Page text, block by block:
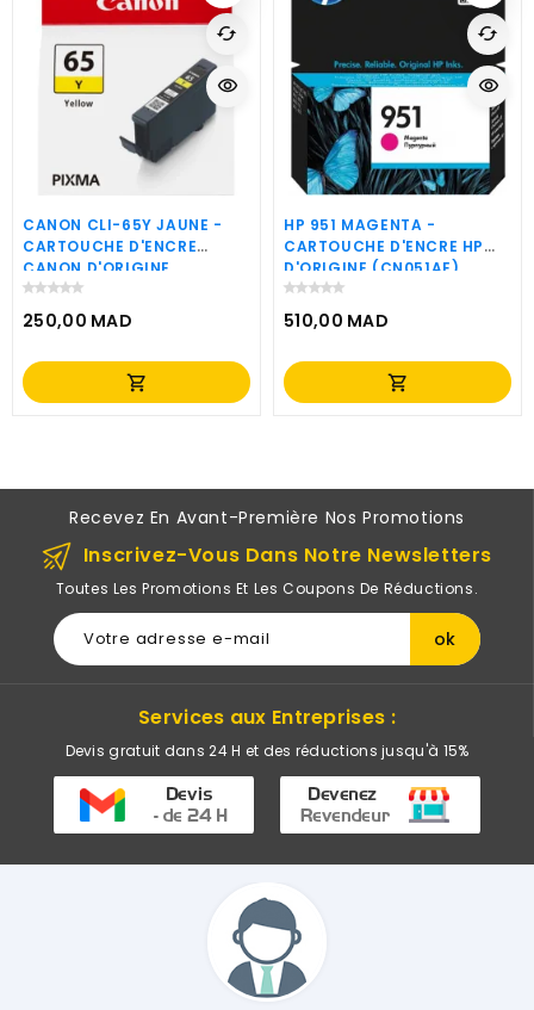
CANON CLI-65Y JAUNE -
CARTOUCHE D'ENCRE
CANON D'ORIGINE
(4218C001AA)
250,00 MAD
Prix
shopping_cart
cached
visibility
HP 951 MAGENTA -
CARTOUCHE D'ENCRE HP
D'ORIGINE (CN051AE)
510,00 MAD
Prix
shopping_cart
cached
visibility
Recevez En Avant-Première Nos Promotions
Inscrivez-Vous Dans Notre Newsletters
Toutes Les Promotions Et Les Coupons De Réductions.
Services aux Entreprises :
Devis gratuit dans 24 H et des réductions jusqu'à 15%